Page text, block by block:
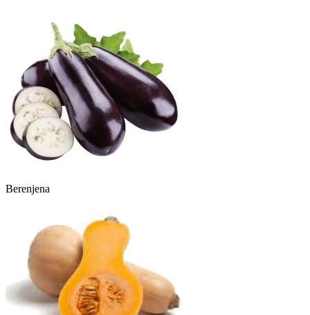
Berenjena